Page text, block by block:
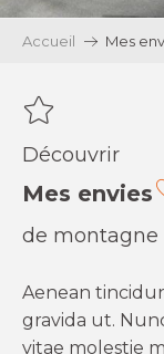
Accueil Mes
Découvrir
Mes envies
de montagne
Aenean
gravida ut.
vitae molestie